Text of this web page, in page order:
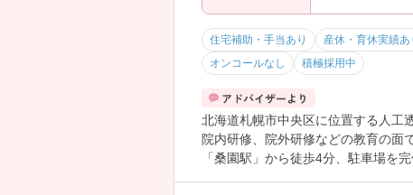
住宅補助・手当あり 産休・育休実績あ
オンコールなし
積極採用中
北海道札幌市中央区に位置する人工
院内研修、院外研修などの教育の面
「桑園駅」から徒歩4分、駐車場を